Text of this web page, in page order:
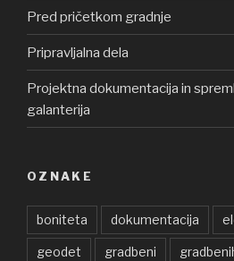
Pred pričetkom gradnje
Pripravljalna dela
Projektna dokumentacija in
galanterija
OZNAKE
boniteta dokumentacija
geodet gradbeni